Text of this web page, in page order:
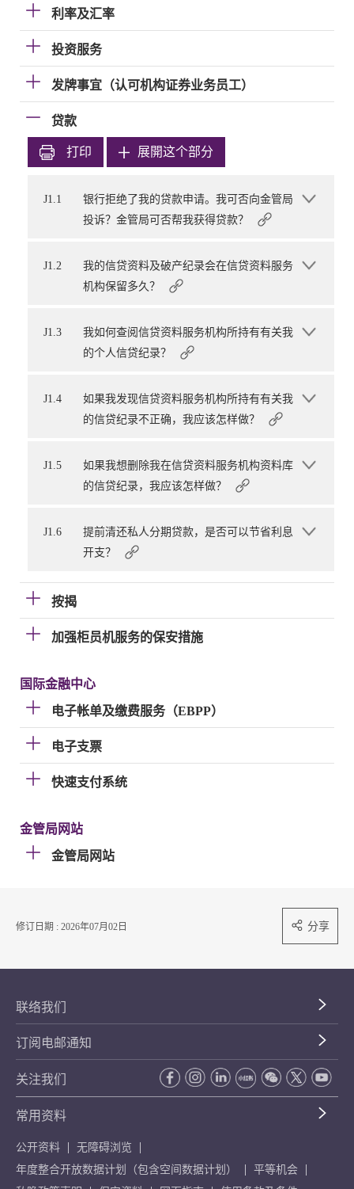
利率及汇率
投资服务
发牌事宜（认可机构证券业务员工）
贷款
打印 展開这个部分
J1.1
银行拒绝了我的贷款申请。我可否向金管局
投诉？金管局可否帮我获得贷款？
J1.2
我的信贷资料及破产纪录会在信贷资料服务
机构保留多久？
J1.3
我如何查阅信贷资料服务机构所持有有关我
的个人信贷纪录？
J1.4
如果我发现信贷资料服务机构所持有有关我
的信贷纪录不正确，我应该怎样做？
J1.5
如果我想删除我在信贷资料服务机构资料库
的信贷纪录，我应该怎样做？
J1.6
提前清还私人分期贷款，是否可以节省利息
开支？
按揭
加强柜员机服务的保安措施
国际金融中心
电子帐单及缴费服务（EBPP）
电子支票
快速支付系统
金管局网站
金管局网站
修订日期 : 2026年07月02日 分享
联络我们
订阅电邮通知
关注我们
常用资料
公开资料
无障碍浏览
年度整合开放数据计划（包含空间数据计划）
平等机会